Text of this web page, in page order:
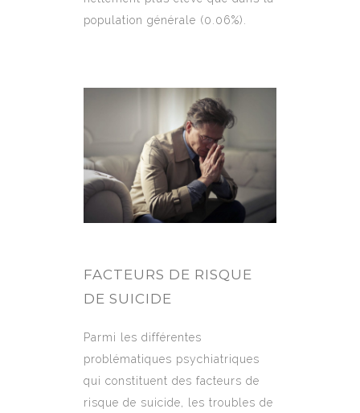
population générale (0.06%).
FACTEURS DE RISQUE
DE SUICIDE
Parmi les différentes
problématiques psychiatriques
qui constituent des facteurs de
risque de suicide, les troubles de